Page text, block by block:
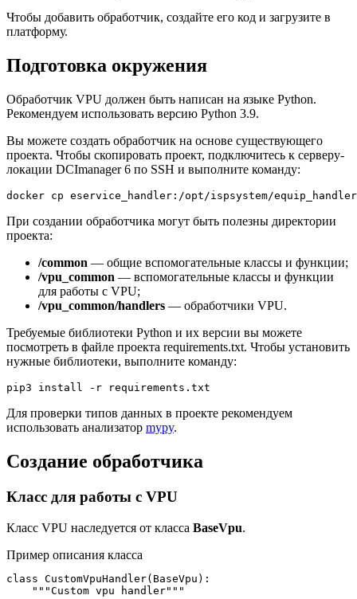
Чтобы добавить обработчик, создайте его код и загрузите в
платформу.
Подготовка окружения
Обработчик VPU должен быть написан на языке Python.
Рекомендуем использовать версию Python 3.9.
Вы можете создать обработчик на основе существующего
проекта. Чтобы скопировать проект, подключитесь к серверу-
локации DCImanager 6 по SSH и выполните команду:
docker cp eservice_handler:/opt/ispsystem/
При создании обработчика могут быть полезны директории
проекта:
/common — общие вспомогательные классы и функции;
/vpu_common — вспомогательные классы и функции
для работы с VPU;
/vpu_common/handlers — обработчики VPU.
Требуемые библиотеки Python и их версии вы можете
посмотреть в файле проекта requirements.txt. Чтобы установить
нужные библиотеки, выполните команду:
pip3 install -r requirements.txt
Для проверки типов данных в проекте рекомендуем
использовать анализатор mypy.
Создание обработчика
Класс для работы с VPU
Класс VPU наследуется от класса BaseVpu.
Пример описания класса
class CustomVpuHandler(BaseVpu):
    """Custom vpu handler"""